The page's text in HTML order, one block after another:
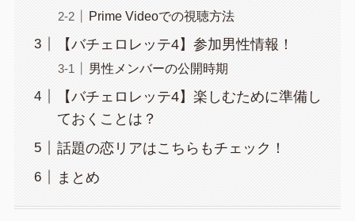
Prime Videoでの視聴方法
【バチェロレッテ4】参加男性情報！
男性メンバーの公開時期
【バチェロレッテ4】楽しむために準備し
ておくことは？
話題の恋リアはこちらもチェック！
まとめ